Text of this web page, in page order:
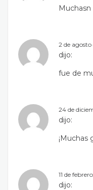
Muchasn
2 de
dijo:
fue de
24 de
dijo:
¡Muchas
11 de
dijo: